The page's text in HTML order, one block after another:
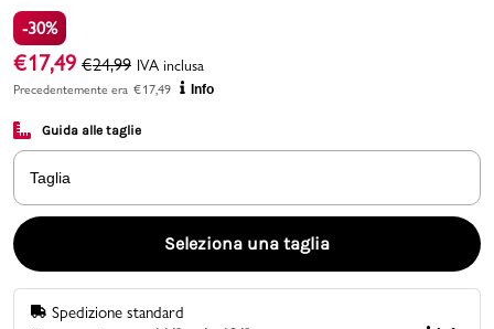
Marchi
Accedi | Registrati
Carrello
Promo & News
negozi
-30%
€17,49 €24,99 IVA inclusa
Precedentemente era €17,49 Info
Guida alle taglie
Taglia
Seleziona una taglia
Spedizione standard